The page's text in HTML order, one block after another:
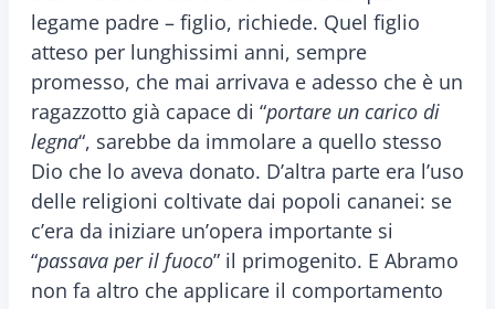
legame padre – figlio, richiede. Quel figlio
atteso per lunghissimi anni, sempre
promesso, che mai arrivava e adesso che è un
ragazzotto già capace di “portare un carico di
legna“, sarebbe da immolare a quello stesso
Dio che lo aveva donato. D’altra parte era l’uso
delle religioni coltivate dai popoli cananei: se
c’era da iniziare un’opera importante si
“passava per il fuoco” il primogenito. E Abramo
non fa altro che applicare il comportamento